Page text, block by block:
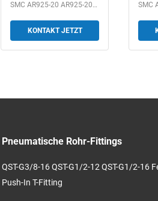
2"
SMC AR925-20 AR925-20G, AR935-20 AR935-20G AR425-935...
KONTAKT JETZT
Pneumatische Rohr-Fittings
QST-G3/8-16 QST-G1/2-12 QST-G1/2-16
Push-In T-Fitting